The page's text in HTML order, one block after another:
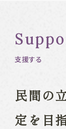
支援する
民間の
定を目